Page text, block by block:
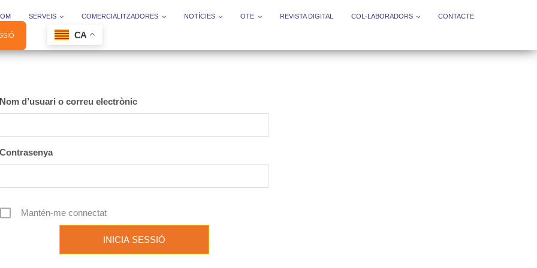
SERVEIS COMERCIALITZADORES NOTÍCIES OTE REVISTA DIGITAL COL·LABORADORS CONTACTE
CA
Nom d’usuari o correu electrònic
Contrasenya
Mantén-me connectat